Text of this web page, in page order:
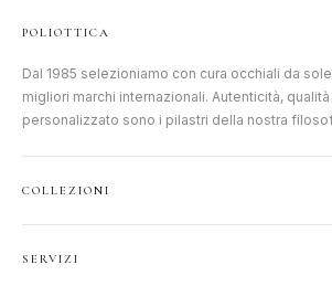
POLIOTTICA
Dal 1985 selezioniamo con cura occhiali da
migliori marchi internazionali. Autenticità,
personalizzato sono i pilastri della nostra
COLLEZIONI
SERVIZI